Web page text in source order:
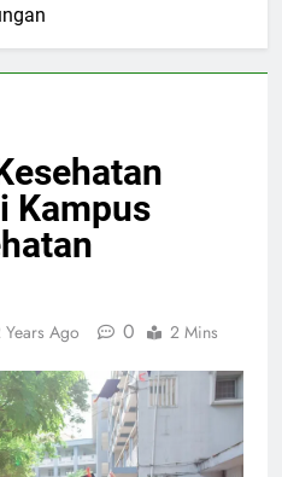
Kampus
Years Ago 0 2 Mins